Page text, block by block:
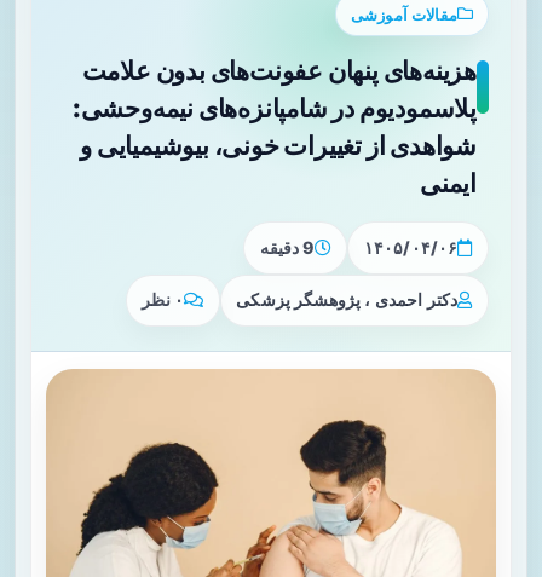
مقالات آموزشی
هزینه‌های پنهان عفونت‌های بدون علامت
پلاسمودیوم در شامپانزه‌های نیمه‌وحشی:
شواهدی از تغییرات خونی، بیوشیمیایی و
ایمنی
۱۴۰۵/۰۴/۰۶ 9 دقیقه
دکتر احمدی ، پژوهشگر پزشکی ۰ نظر